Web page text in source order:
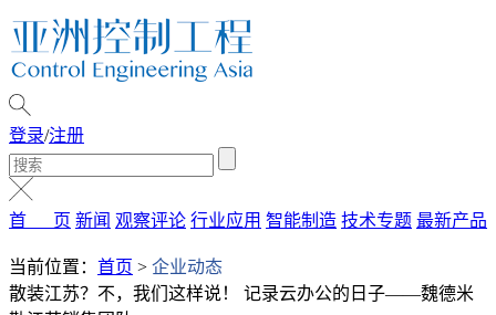
登录/注册
首 页 新闻 观察评论 行业应用 智能制造 技术专题 最新产品
当前位置： 首页 > 企业动态
散装江苏？不，我们这样说！ 记录云办公的日子——魏德米